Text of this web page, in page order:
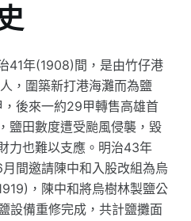
41年(1908)間，是由竹仔港
，圍築新打港海灘而為鹽
後來一約29甲轉售高雄首
鹽田數度遭受颱風侵襲，毀
力也難以支應。明治43年
間邀請陳中和入股改組為烏
，陳中和將烏樹林製鹽公
設備重修完成，共計鹽攤面